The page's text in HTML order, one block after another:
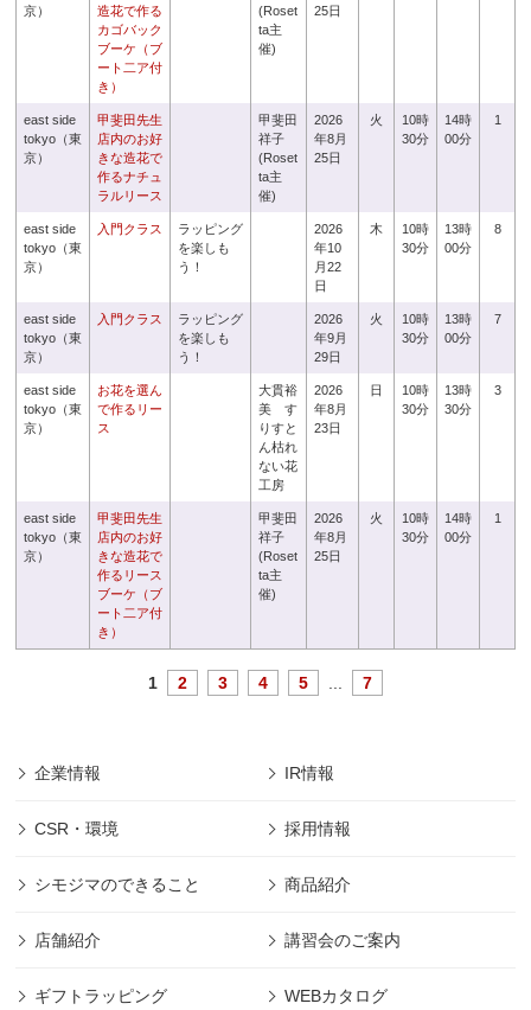
京）
造花で作る
カゴバック
ブーケ（ブ
ート二ア付
き）
(Roset
ta主
催)
25日
east side
tokyo（東
京）
甲斐田先生
店内のお好
きな造花で
作るナチュ
ラルリース
甲斐田
祥子
(Roset
ta主
催)
2026
年8月
25日
火
10時
30分
14時
00分
1
east side
tokyo（東
京）
入門クラス
ラッピング
を楽しも
う！
2026
年10
月22
日
木
10時
30分
13時
00分
8
east side
tokyo（東
京）
入門クラス
ラッピング
を楽しも
う！
2026
年9月
29日
火
10時
30分
13時
00分
7
east side
tokyo（東
京）
お花を選ん
で作るリー
ス
大貫裕
美 す
りすと
ん枯れ
ない花
工房
2026
年8月
23日
日
10時
30分
13時
30分
3
east side
tokyo（東
京）
甲斐田先生
店内のお好
きな造花で
作るリース
ブーケ（ブ
ート二ア付
き）
甲斐田
祥子
(Roset
ta主
催)
2026
年8月
25日
火
10時
30分
14時
00分
1
1 2 3 4 5 7
企業情報 IR情報
CSR・環境 採用情報
シモジマのできること 商品紹介
店舗紹介 講習会のご案内
ギフトラッピング WEBカタログ